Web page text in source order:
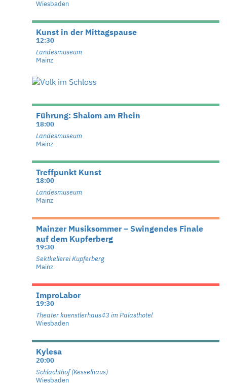
Wiesbaden
Kunst in der Mittagspause
12:30
Landesmuseum
Mainz
Führung: Shalom am Rhein
18:00
Landesmuseum
Mainz
Treffpunkt Kunst
18:00
Landesmuseum
Mainz
Mainzer Musiksommer – Swingendes Finale
auf dem Kupferberg
19:30
Sektkellerei Kupferberg
Mainz
ImproLabor
19:30
Theater kuenstlerhaus43 im Palasthotel
Wiesbaden
Kylesa
20:00
Schlachthof (Kesselhaus)
Wiesbaden